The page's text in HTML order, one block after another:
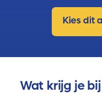
Kies dit
Wat krijg je